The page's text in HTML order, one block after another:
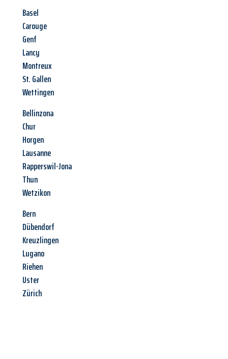
Basel
Carouge
Genf
Lancy
Montreux
St. Gallen
Wettingen
Bellinzona
Chur
Horgen
Lausanne
Rapperswil-Jona
Thun
Wetzikon
Bern
Dübendorf
Kreuzlingen
Lugano
Riehen
Uster
Zürich